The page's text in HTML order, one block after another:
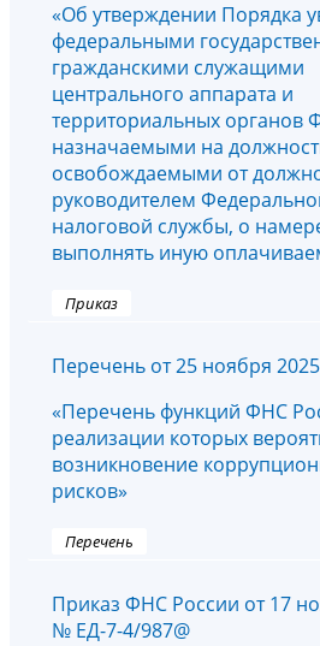
«Об утверждении Порядка
федеральными
гражданскими служащими
центрального аппарата и
территориальных органов
назначаемыми на
освобождаемыми от
руководителем
налоговой службы, о
выполнять иную
Приказ
Перечень от 25 ноября
«Перечень функций ФНС
реализации которых
возникновение
рисков»
Перечень
Приказ ФНС России от 17
№ ЕД-7-4/987@